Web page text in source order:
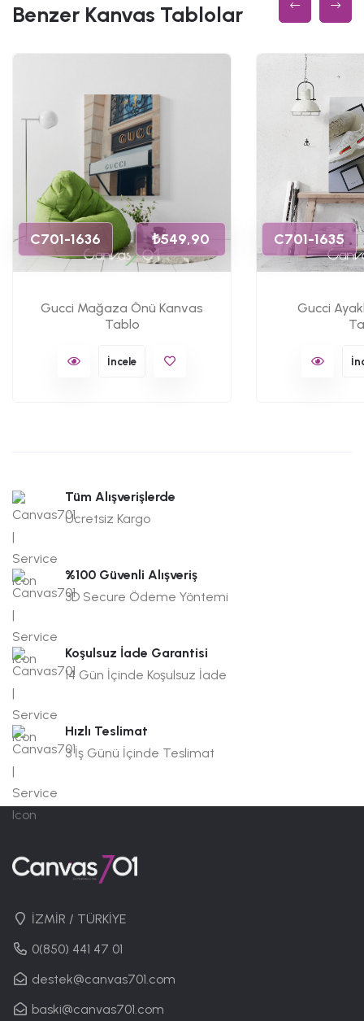
Benzer Kanvas Tablolar
C701-1636 ₺549,90
Gucci Mağaza Önü Kanvas
Tablo
İncele
C701-1635
Gucci
Tüm Alışverişlerde
Ücretsiz Kargo
%100 Güvenli Alışveriş
3D Secure Ödeme Yöntemi
Koşulsuz İade Garantisi
14 Gün İçinde Koşulsuz İade
Hızlı Teslimat
3 İş Günü İçinde Teslimat
İZMİR / TÜRKİYE
0(850) 441 47 01
destek@canvas701.com
baski@canvas701.com